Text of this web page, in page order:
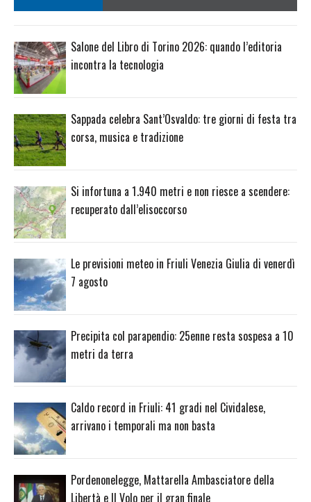
Salone del Libro di Torino 2026: quando l’editoria
incontra la tecnologia
Sappada celebra Sant’Osvaldo: tre giorni di festa tra
corsa, musica e tradizione
Si infortuna a 1.940 metri e non riesce a scendere:
recuperato dall’elisoccorso
Le previsioni meteo in Friuli Venezia Giulia di venerdì
7 agosto
Precipita col parapendio: 25enne resta sospesa a 10
metri da terra
Caldo record in Friuli: 41 gradi nel Cividalese,
arrivano i temporali ma non basta
Pordenonelegge, Mattarella Ambasciatore della
Libertà e Il Volo per il gran finale